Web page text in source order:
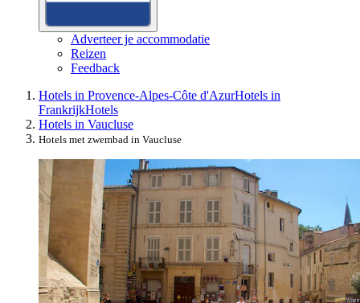
Adverteer je accommodatie
Reizen
Feedback
Hotels in Provence-Alpes-Côte d'AzurHotels in
FrankrijkHotels
Hotels in Vaucluse
Hotels met zwembad in Vaucluse